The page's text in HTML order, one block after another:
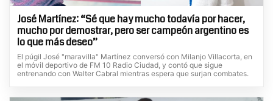
José Martínez: “Sé que hay mucho todavía por hacer,
mucho por demostrar, pero ser campeón argentino es
lo que más deseo”
El púgil José "maravilla" Martínez conversó con Milanjo Villacorta, en
el móvil deportivo de FM 10 Radio Ciudad, y contó que sigue
entrenando con Walter Cabral mientras espera que surjan combates.